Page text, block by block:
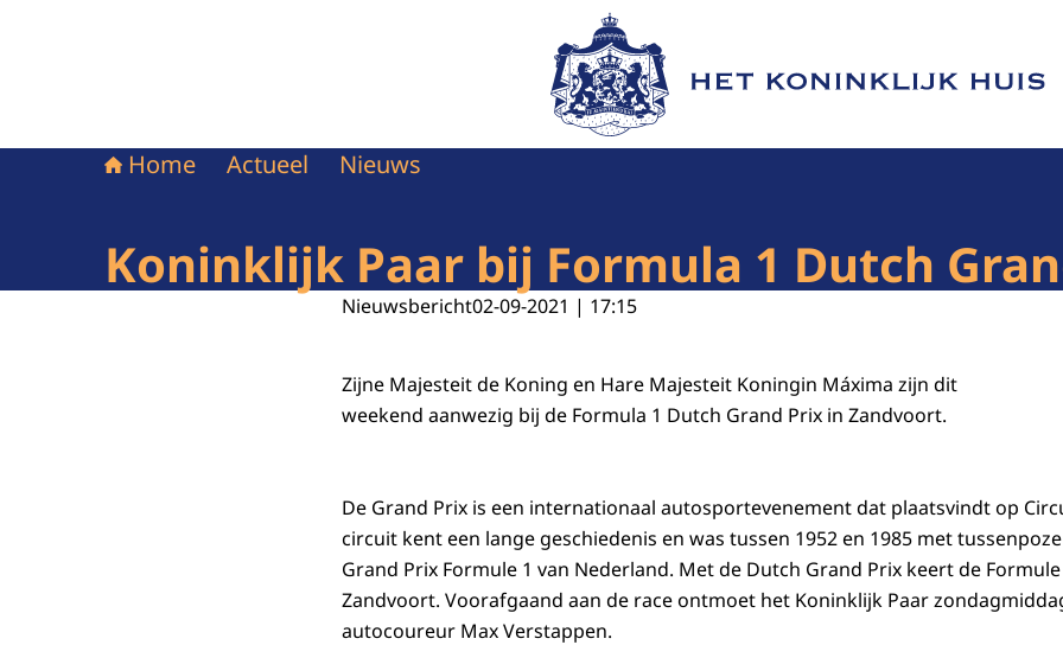
Naar de homepage van Het Koninklijk Huis
Home Actueel Nieuws
Koninklijk Paar bij Formula 1 Dutch
Nieuwsbericht02-09-2021 | 17:15
Zijne Majesteit de Koning en Hare Majesteit Koningin Máxima zijn dit
weekend aanwezig bij de Formula 1 Dutch Grand Prix in Zandvoort.
De Grand Prix is een internationaal autosportevenement dat plaatsvindt op
circuit kent een lange geschiedenis en was tussen 1952 en 1985 met
Grand Prix Formule 1 van Nederland. Met de Dutch Grand Prix keert de
Zandvoort. Voorafgaand aan de race ontmoet het Koninklijk Paar
autocoureur Max Verstappen.